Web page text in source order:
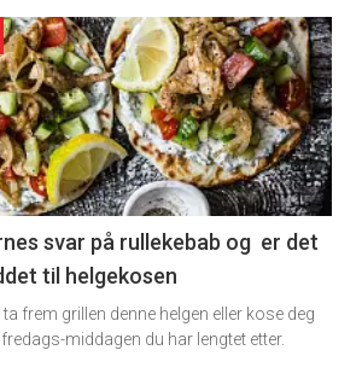
svar på rullekebab og er det
til helgekosen
frem grillen denne helgen eller kose deg
middagen du har lengtet etter.